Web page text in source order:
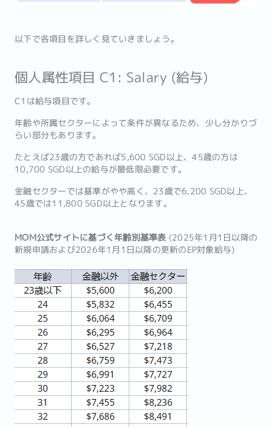
以下で各項目を詳しく見ていきましょう。
個人属性項目 C1: Salary (給与)
C1は給与項目です。
年齢や所属セクターによって条件が異なるため、少し分かりづ
らい部分もあります。
たとえば23歳の方であれば5,600 SGD以上、45歳の方は
10,700 SGD以上の給与が最低限必要です。
金融セクターでは基準がやや高く、23歳で6,200 SGD以上、
45歳では11,800 SGD以上となります。
MOM公式サイトに基づく年齢別基準表 (2025年1月1日以降の
新規申請および2026年1月1日以降の更新のEP対象給与)